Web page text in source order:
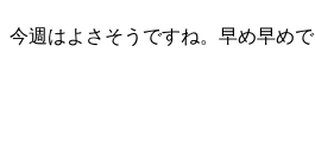
今週はよさそうですね。早め早めで